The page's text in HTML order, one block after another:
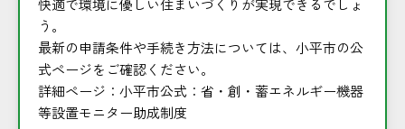
快適で環境に優しい住まいづくりが実現できるでしょ
う。
最新の申請条件や手続き方法については、小平市の公
式ページをご確認ください。
詳細ページ： 小平市公式：省・創・蓄エネルギー機器
等設置モニター助成制度